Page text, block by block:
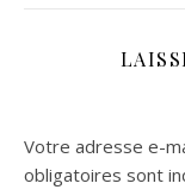
Votre adresse e-
obligatoires sont